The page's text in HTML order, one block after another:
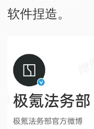
软件捏造。